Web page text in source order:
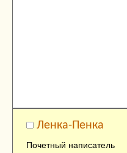
Ленка-Пенка
Почетный написатель